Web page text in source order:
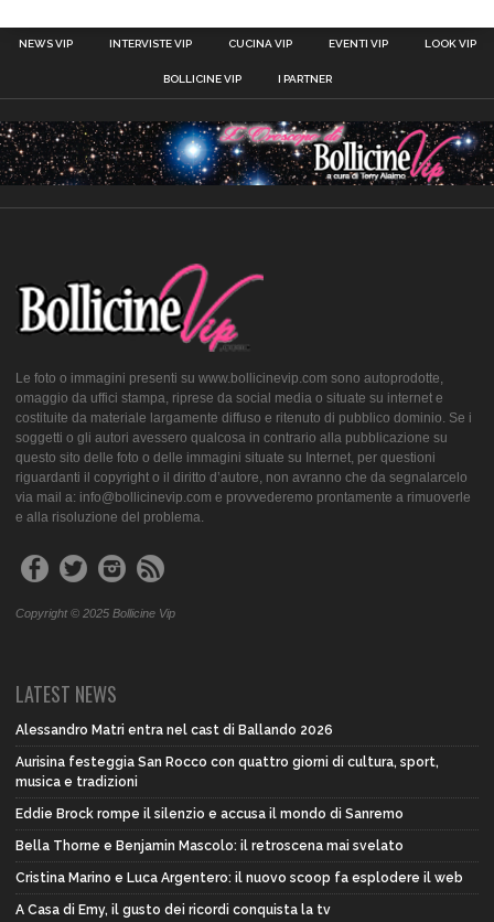
NEWS VIP INTERVISTE VIP CUCINA VIP EVENTI VIP LOOK VIP
BOLLICINE VIP I PARTNER
Le foto o immagini presenti su www.bollicinevip.com sono autoprodotte,
omaggio da uffici stampa, riprese da social media o situate su internet e
costituite da materiale largamente diffuso e ritenuto di pubblico dominio. Se i
soggetti o gli autori avessero qualcosa in contrario alla pubblicazione su
questo sito delle foto o delle immagini situate su Internet, per questioni
riguardanti il copyright o il diritto d’autore, non avranno che da segnalarcelo
via mail a: info@bollicinevip.com e provvederemo prontamente a rimuoverle
e alla risoluzione del problema.
Copyright © 2025 Bollicine Vip
LATEST NEWS
Alessandro Matri entra nel cast di Ballando 2026
Aurisina festeggia San Rocco con quattro giorni di cultura, sport,
musica e tradizioni
Eddie Brock rompe il silenzio e accusa il mondo di Sanremo
Bella Thorne e Benjamin Mascolo: il retroscena mai svelato
Cristina Marino e Luca Argentero: il nuovo scoop fa esplodere il web
A Casa di Emy, il gusto dei ricordi conquista la tv